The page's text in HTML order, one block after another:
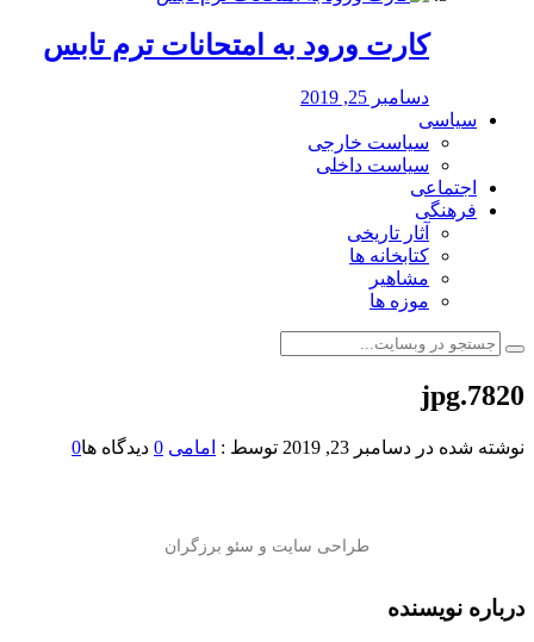
کارت ورود به امتحانات ترم تابس
دسامبر 25, 2019
سیاسی
سیاست خارجی
سیاست داخلی
اجتماعی
فرهنگی
آثار تاریخی
کتابخانه ها
مشاهیر
موزه ها
7820.jpg
نوشته شده در دسامبر 23, 2019 توسط : امامی 0 دیدگاه ها0
درباره نویسنده